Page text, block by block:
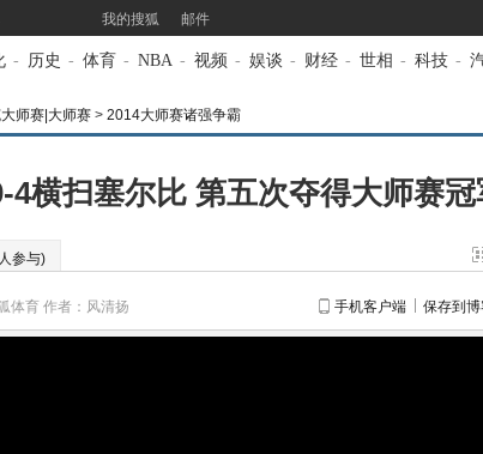
我的搜狐 邮件
- 历史 - 体育 - NBA - 视频 - 娱谈 - 财经 - 世相 - 科技 -
师赛|大师赛 > 2014大师赛诸强争霸
4横扫塞尔比 第五次夺得大师赛冠
人参与)
体育 作者：风清扬 手机客户端 保存到